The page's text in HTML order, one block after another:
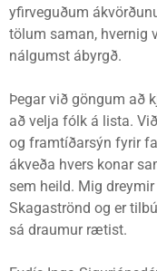
yfirveguðum
tölum saman, hvernig
nálgumst ábyrgð.
Þegar við göngum að
að velja fólk á lista.
og framtíðarsýn fyrir
ákveða hvers konar
sem heild. Mig
Skagaströnd og er
sá draumur rætist.